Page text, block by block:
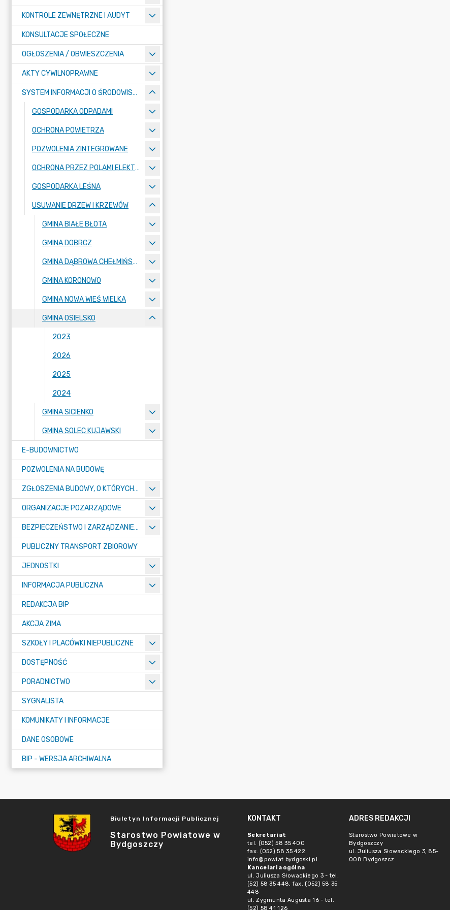
KONTROLE ZEWNĘTRZNE I AUDYT
KONSULTACJE SPOŁECZNE
OGŁOSZENIA / OBWIESZCZENIA
AKTY CYWILNOPRAWNE
SYSTEM INFORMACJI O ŚRODOWISKU
GOSPODARKA ODPADAMI
OCHRONA POWIETRZA
POZWOLENIA ZINTEGROWANE
OCHRONA PRZEZ POLAMI ELEKTROMAGNETYCZNYMI
GOSPODARKA LEŚNA
USUWANIE DRZEW I KRZEWÓW
GMINA BIAŁE BŁOTA
GMINA DOBRCZ
GMINA DĄBROWA CHEŁMIŃSKA
GMINA KORONOWO
GMINA NOWA WIEŚ WIELKA
GMINA OSIELSKO
2023
2026
2025
2024
GMINA SICIENKO
GMINA SOLEC KUJAWSKI
E-BUDOWNICTWO
POZWOLENIA NA BUDOWĘ
ZGŁOSZENIA BUDOWY, O KTÓRYCH MOWA W ART. 29 UST. 1 PKT 1A, 2B I 19A USTAWY PRAWO BUDOWLANE
ORGANIZACJE POZARZĄDOWE
BEZPIECZEŃSTWO I ZARZĄDZANIE KRYZYSOWE
PUBLICZNY TRANSPORT ZBIOROWY
JEDNOSTKI
INFORMACJA PUBLICZNA
REDAKCJA BIP
AKCJA ZIMA
SZKOŁY I PLACÓWKI NIEPUBLICZNE
DOSTĘPNOŚĆ
PORADNICTWO
SYGNALISTA
KOMUNIKATY I INFORMACJE
DANE OSOBOWE
BIP - WERSJA ARCHIWALNA
Biuletyn Informacji Publicznej
Starostwo Powiatowe w
Bydgoszczy
KONTAKT
Sekretariat
tel. (052) 58 35 400
fax. (052) 58 35 422
info@powiat.bydgoski.pl
Kancelaria ogólna
ul. Juliusza Słowackiego 3 - tel.
(52) 58 35 448, fax. (052) 58 35
448
ul. Zygmunta Augusta 16 - tel.
(52) 58 41 126
ADRES REDAKCJI
Starostwo Powiatowe w
Bydgoszczy
ul. Juliusza Słowackiego 3, 85-
008 Bydgoszcz